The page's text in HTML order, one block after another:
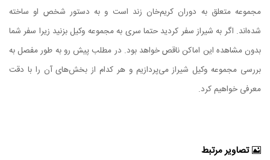
مجموعه متعلق به دوران کریم‌خان زند است و به دستور شخص او ساخته
شده‌اند. اگر به شیراز سفر کردید حتما سری به مجموعه وکیل بزنید زیرا سفر شما
بدون مشاهده این اماکن ناقص خواهد بود. در مطلب پیش رو به طور مفصل به
بررسی مجموعه وکیل شیراز می‌پردازیم و هر کدام از بخش‌های آن را با دقت
معرفی خواهیم کرد.
تصاویر مرتبط